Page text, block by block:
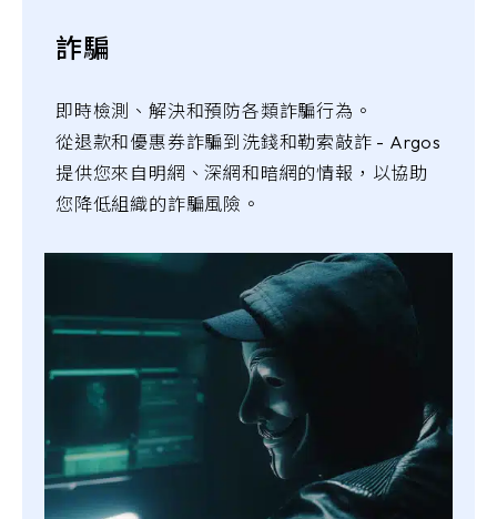
詐騙
即時檢測、解決和預防各類詐騙行為。
從退款和優惠券詐騙到洗錢和勒索敲詐 - Argos
提供您來自明網、深網和暗網的情報，以協助
您降低組織的詐騙風險。